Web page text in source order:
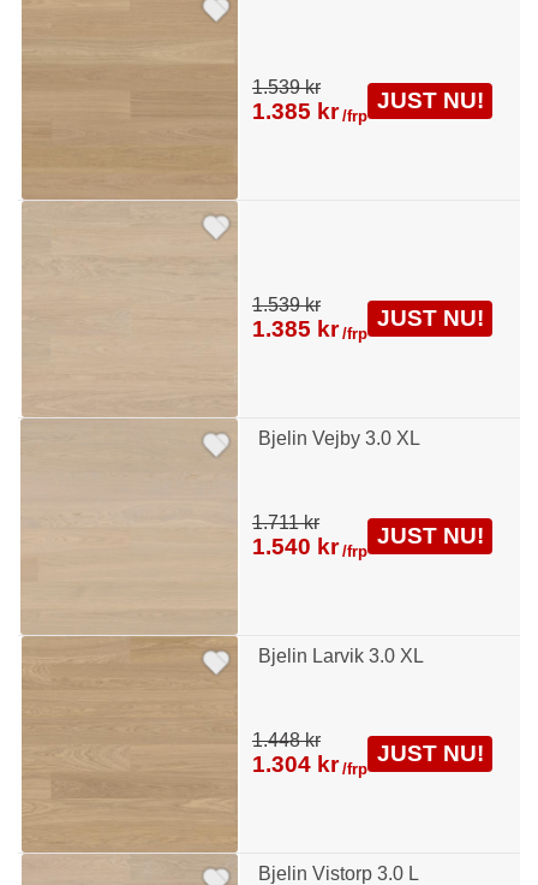
Bjelin Vejby 3.0 XL
1.539 kr
1.385 kr /frp
JUST NU!
Bjelin Larvik 3.0 XL
1.539 kr
1.385 kr /frp
JUST NU!
Bjelin Vistorp 3.0 L
1.711 kr
1.540 kr /frp
JUST NU!
1.448 kr
1.304 kr /frp
JUST NU!